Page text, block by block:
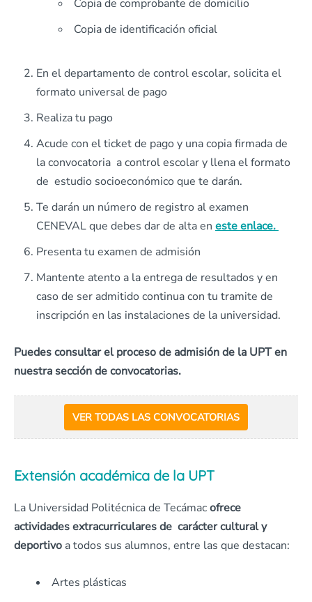
Copia de comprobante de domicilio
Copia de identificación oficial
En el departamento de control escolar, solicita el
formato universal de pago
Realiza tu pago
Acude con el ticket de pago y una copia firmada de
la convocatoria a control escolar y llena el formato
de estudio socioeconómico que te darán.
Te darán un número de registro al examen
CENEVAL que debes dar de alta en este enlace.
Presenta tu examen de admisión
Mantente atento a la entrega de resultados y en
caso de ser admitido continua con tu tramite de
inscripción en las instalaciones de la universidad.
Puedes consultar el proceso de admisión de la UPT en
nuestra sección de convocatorias.
VER TODAS LAS CONVOCATORIAS
Extensión académica de la UPT
La Universidad Politécnica de Tecámacofrece
actividades extracurriculares de carácter cultural y
deportivo a todos sus alumnos, entre las que destacan:
Artes plásticas